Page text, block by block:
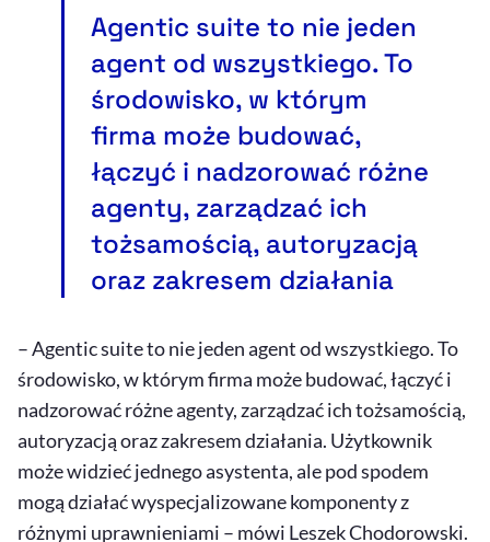
Agentic suite to nie jeden
agent od wszystkiego. To
środowisko, w którym
firma może budować,
łączyć i nadzorować różne
agenty, zarządzać ich
tożsamością, autoryzacją
oraz zakresem działania
–Agenticsuiteto nie jeden agent od wszystkiego. To
środowisko, w którym firma może budować, łączyć i
nadzorować różne agenty, zarządzać ich tożsamością,
autoryzacją oraz zakresem działania. Użytkownik
może widzieć jednego asystenta, ale pod spodem
mogą działać wyspecjalizowane komponenty z
różnymi uprawnieniami – mówi Leszek Chodorowski.